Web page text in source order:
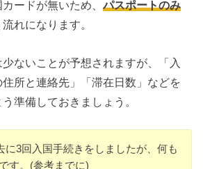
カードが無いため、パスポートのみ
れになります。
ないことが予想されますが、「入
所と連絡先」「滞在日数」などを
準備しておきましょう。
に3回入国手続きをしましたが、何も
す。(参考までに)